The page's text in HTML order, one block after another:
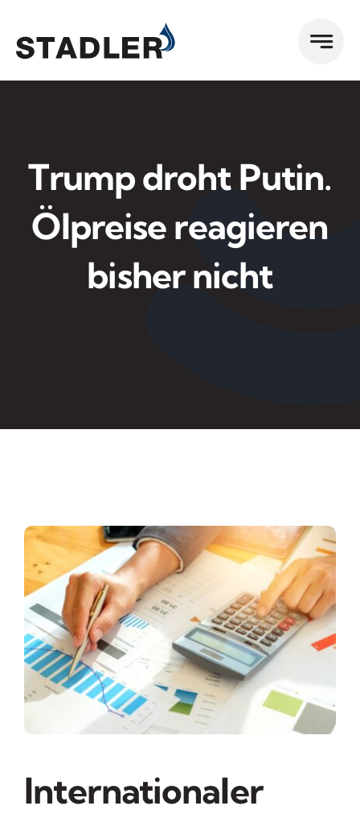
Inhalt
springen
Trump droht Putin.
Ölpreise reagieren
bisher nicht
Internationaler